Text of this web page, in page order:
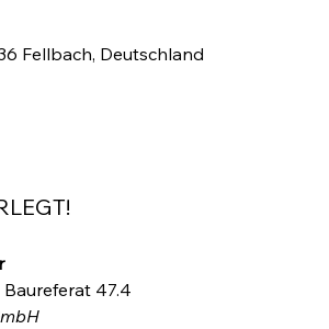
Fellbach, Deutschland
47.4